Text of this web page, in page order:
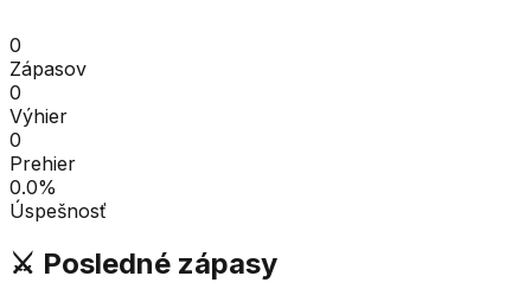
0
Zápasov
0
Výhier
0
Prehier
0.0%
Úspešnosť
⚔️ Posledné zápasy